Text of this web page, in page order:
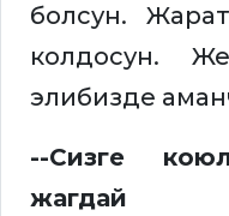
болсун.
колдосун.
элибизде
--Сизге
жагдай